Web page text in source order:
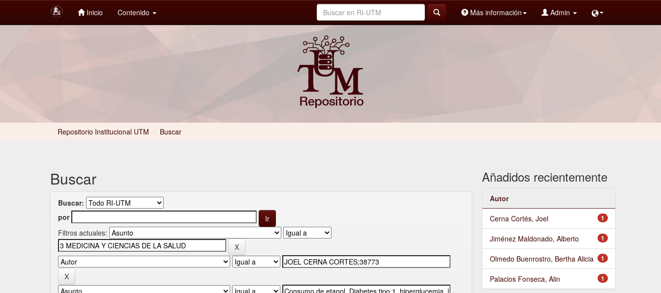
Inicio Contenido Más información Admin
Repositorio Institucional UTM / Buscar
Buscar
Buscar:
por
Filtros actuales:
Añadidos recientemente
Autor
1
Cerna Cortés, Joel
1
Jiménez Maldonado, Alberto
1
Olmedo Buenrostro, Bertha Alicia
1
Palacios Fonseca, Alin